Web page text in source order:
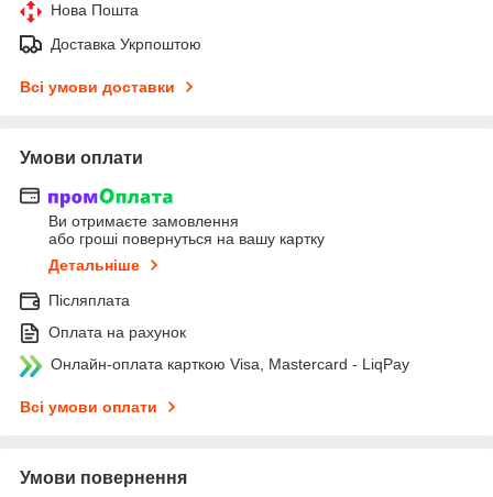
Нова Пошта
Доставка Укрпоштою
Всі умови доставки
Умови оплати
Ви отримаєте замовлення
або гроші повернуться на вашу картку
Детальніше
Післяплата
Оплата на рахунок
Онлайн-оплата карткою Visa, Mastercard - LiqPay
Всі умови оплати
Умови повернення